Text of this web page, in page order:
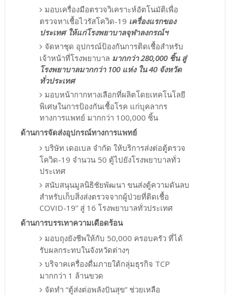
มอบเครื่องมือตรวจวิเคราะห์อัตโนมัติเพื่อ
ตรวจหาเชื้อไวรัสโควิด-19 เครื่องแรกของ
ประเทศ ให้แก่โรงพยาบาลจุฬาลงกรณ์ฯ
จัดหาชุด อุปกรณ์ป้องกันการติดเชื้อสำหรับ
เจ้าหน้าที่โรงพยาบาล มากกว่า 280,000 ชิ้น สู่
โรงพยาบาลมากกว่า 100 แห่ง ใน 40 จังหวัด
ทั่วประเทศ
มอบหน้ากากทางเลือกที่ผลิตโดยเทคโนโลยี
พิเศษในการป้องกันเชื้อโรค แก่บุคลากร
ทางการแพทย์ มากกว่า 100,000 ชิ้น
ด้านการจัดส่งอุปกรณ์ทางการแพทย์
บริษัท เดอเบล จำกัด ให้บริการส่งต่อตู้ตรวจ
โควิด-19 จำนวน 50 ตู้ไปยังโรงพยาบาลทั่ว
ประเทศ
สนับสนุนมูลนิธิชัยพัฒนา ขนส่งตู้ความดันลบ
สำหรับเก็บสิ่งส่งตรวจจากผู้ป่วยที่ติดเชื้อ
COVID-19” สู่ 16 โรงพยาบาลทั่วประเทศ
ด้านการบรรเทาความเดือดร้อน
มอบถุงยังชีพให้กับ 50,000 ครอบครัว ที่ได้
รับผลกระทบในจังหวัดต่างๆ
บริจาคเครื่องดื่มภายใต้กลุ่มธุรกิจ TCP
มากกว่า 1 ล้านขวด
จัดทำ “ตู้ส่งต่อพลังปันสุข” ช่วยเหลือ